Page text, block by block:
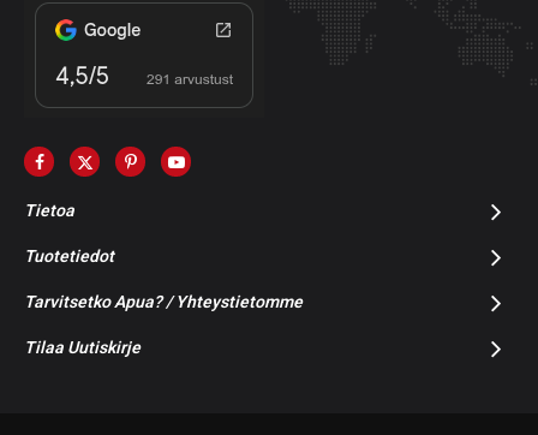
Tietoa
Tuotetiedot
Tarvitsetko Apua? / Yhteystietomme
Tilaa Uutiskirje